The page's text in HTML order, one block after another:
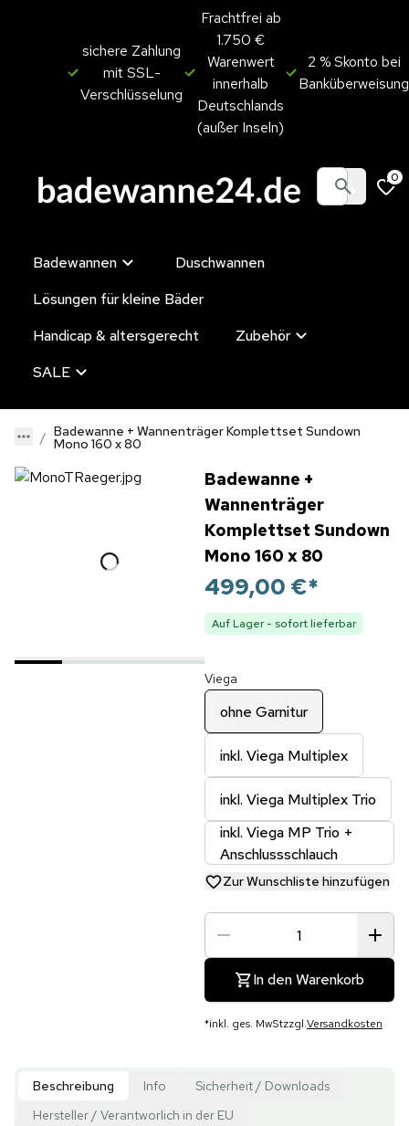
sichere Zahlung
mit SSL-
Verschlüsselung
Frachtfrei ab
1.750 €
Warenwert
innerhalb
Deutschlands
(außer Inseln)
2 % Skonto bei
Banküberweisung
0
Badewannen
Duschwannen
Lösungen für kleine Bäder
Handicap & altersgerecht
Zubehör
SALE
Badewanne + Wannenträger Komplettset Sundown
Mono 160 x 80
Badewanne +
Wannenträger
Komplettset Sundown
Mono 160 x 80
499,00 €*
Auf Lager - sofort lieferbar
Viega
ohne Garnitur
inkl. Viega Multiplex
inkl. Viega Multiplex Trio
inkl. Viega MP Trio +
Anschlussschlauch
Zur Wunschliste hinzufügen
In den Warenkorb
*inkl. ges. MwStzzgl.Versandkosten
Beschreibung Info
Sicherheit / Downloads
Hersteller / Verantworlich in der EU